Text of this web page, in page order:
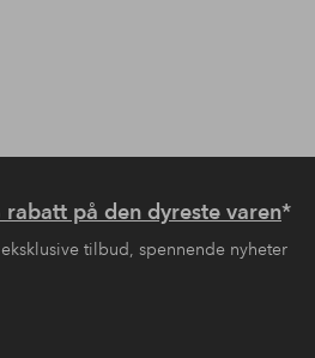
rabatt på den dyreste varen*
tilbud, spennende nyheter